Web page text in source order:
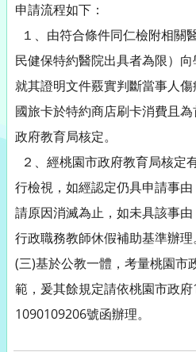
申請流程如下：
１、由符合條件同仁檢附相關
民健保特約醫院出具者為限）
就其證明文件覈實判斷當事人
國旅卡於特約商店刷卡消費且
政府教育局核定。
２、經桃園市政府教育局核定
行檢視，如經認定仍具申請事
請原因消滅為止，如未具該事
行政職務教師休假補助基準辦理。
(三)基於公教一體，考量桃園市
範，爰其餘規定請依桃園市政
1090109206號函辦理。